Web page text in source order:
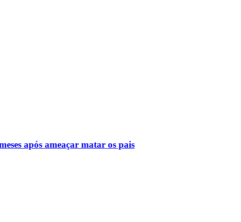
após ameaçar matar os pais